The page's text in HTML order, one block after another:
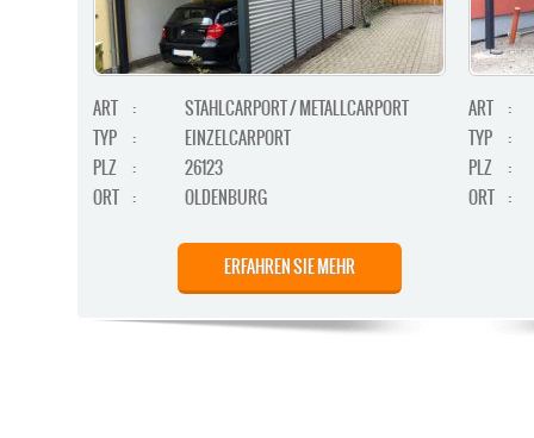
ART :
STAHLCARPORT / METALLCARPORT
TYP
:
EINZELCARPORT
PLZ
:
26123
ORT : OLDENBURG
ERFAHREN SIE MEHR
ART
:
TYP
:
PLZ
:
ORT :